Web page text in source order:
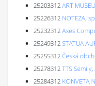
25203312ART
25226312 NOTEZA,
25232312Axes
25249312STATUA
25255312Česká
25278312TTS Semily,
25284312 KONVETA